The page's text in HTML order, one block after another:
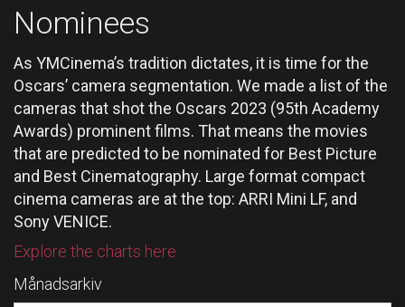
Nominees
As YMCinema’s tradition dictates, it is time for the
Oscars’ camera segmentation. We made a list of the
cameras that shot the Oscars 2023 (95th Academy
Awards) prominent films. That means the movies
that are predicted to be nominated for Best Picture
and Best Cinematography. Large format compact
cinema cameras are at the top: ARRI Mini LF, and
Sony VENICE.
Explore the charts here
Månadsarkiv